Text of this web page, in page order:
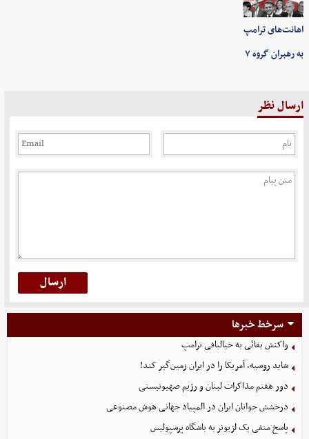
اهانت‌های ترامپ
به رهبران گروه ۷
ارسال نظر
سرخط خبرها
واکنش بقائی به خیالبافی ترامپ
شاید روسیه، آمریکا را در ایران زمین‌گیر کند!
دور هفتم مذاکرات لبنان و رژیم صهیونیستی
درخشش جوانان ایران در المپیاد جهانی هوش مصنوعی
پاسخ منفی یک لژیونر به باشگاه پرسپولیس